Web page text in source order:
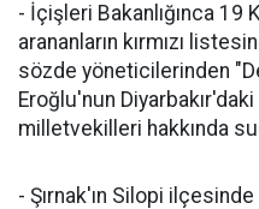
- İçişleri Bakanlığınca 19
arananların kırmızı
sözde yöneticilerinden
Eroğlu'nun
milletvekilleri hakkında
- Şırnak'ın Silopi ilçesinde